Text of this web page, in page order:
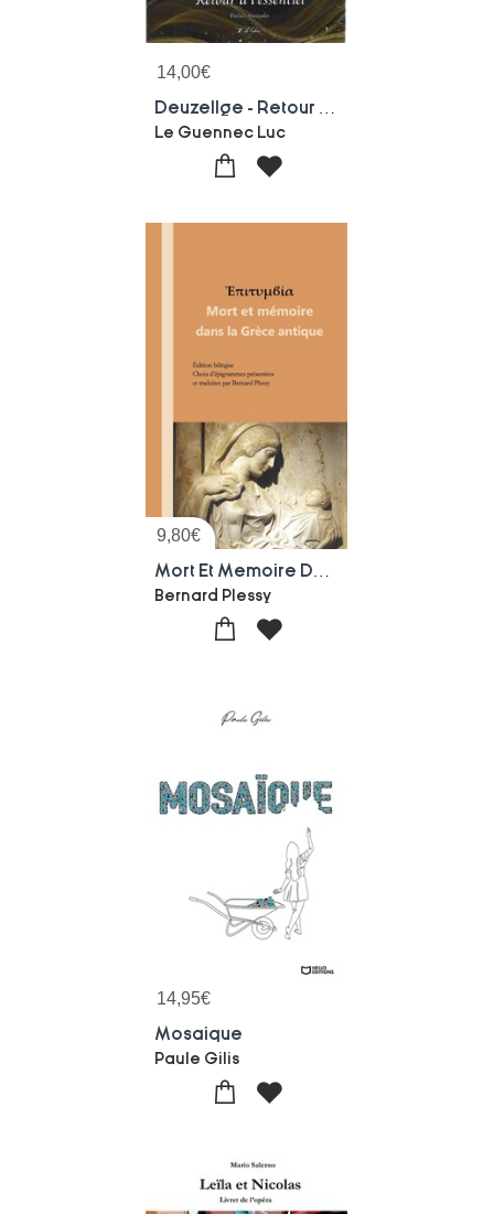
14,00€
Le Guennec Luc
9,80€
Bernard Plessy
14,95€
Mosaique
Paule Gilis